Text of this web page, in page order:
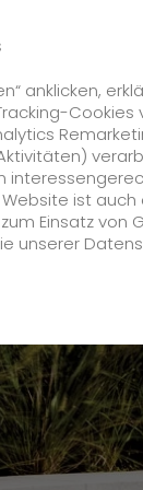
GO! Express
anklicken,
ist
Einsatz von
unserer